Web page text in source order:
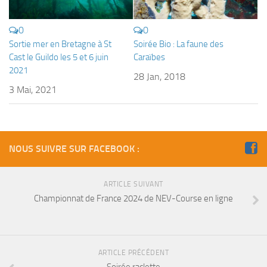
Fosse
APNEE
SORTIES
Sorties 2026
Sorties 2024
Sorties 2023
Sorties 2022
0
Sortie mer en Bretagne à St
Cast le Guildo les 5 et 6 juin
2021
3 Mai, 2021
0
Soirée Bio : La faune des
Caraïbes
28 Jan, 2018
NOUS SUIVRE SUR FACEBOOK :
ARTICLE SUIVANT
Championnat de France 2024 de NEV-Course en ligne
ARTICLE PRÉCÉDENT